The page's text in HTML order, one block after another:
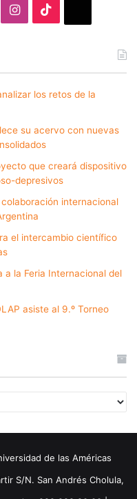
Instagram
los retos de la
su acervo con nuevas
que creará dispositivo
depresivos
internacional
el intercambio científico
a la Feria Internacional del
asiste al 9.º Torneo
de las Américas
S/N. San Andrés Cholula,